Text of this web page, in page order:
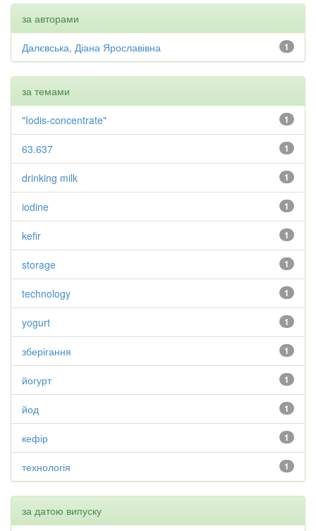
за авторами
1
Далєвська, Діана Ярославівна
за темами
1
"Iodis-concentrate"
1
63.637
1
drinking milk
1
iodine
1
kefir
1
storage
1
technology
1
yogurt
1
зберігання
1
йогурт
1
йод
1
кефір
1
технологія
за датою випуску